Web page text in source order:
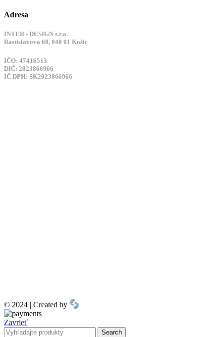
Adresa
INTER - DESIGN s.r.o.
Rastislavova 68, 040 01 Košic
IČO: 47416513
DIČ: 2023866966
IČ DPH: SK2023866966
© 2024 | Created by
Zavrieť
Search